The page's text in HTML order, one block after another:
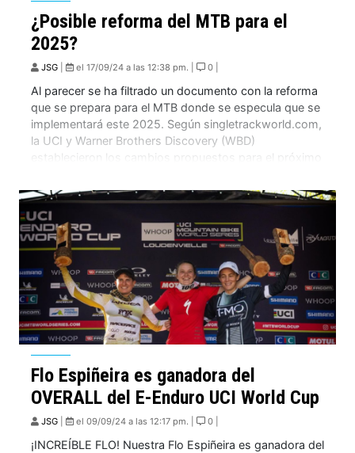
¿Posible reforma del MTB para el
2025?
JSG el 17/09/24 a las 12:38 pm. | 0 |
Al parecer se ha filtrado un documento con la reforma
que se prepara para el MTB donde se especula que se
implementará este 2025. Según singletrackworld.com,
la UCI y Warner Brothers Discovery (WBD)
establecieron los cambios propuestos para el próximo
positivos que otros, ustedes juzgarán. Aquí les […]
Flo Espiñeira es ganadora del
OVERALL del E-Enduro UCI World Cup
JSG el 09/09/24 a las 12:17 pm. | 0 |
¡INCREÍBLE FLO! Nuestra Flo Espiñeira es ganadora del